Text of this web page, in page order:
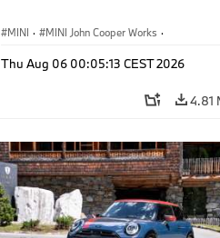
MINI · MINI John Cooper Works ·
Optional Extras, Accessories
Thu Aug 06 00:05:13 CEST 2026
4.81